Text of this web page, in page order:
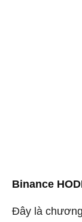
Binance
Đây là